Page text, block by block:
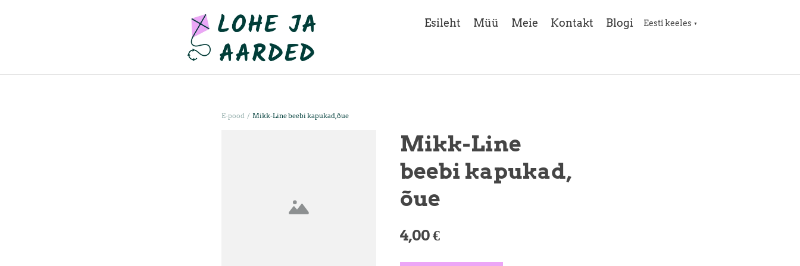
Esileht Müü Meie Kontakt Blogi Eesti keeles ▼
E-pood / Mikk-Line beebi kapukad, õue
Mikk-Line
beebi kapukad,
õue
4,00 €